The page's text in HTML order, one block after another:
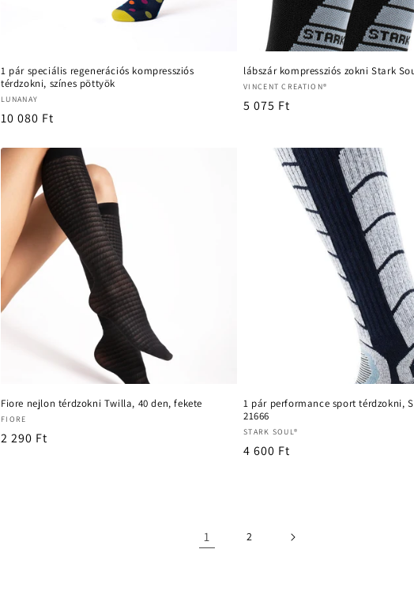
1 pár speciális regenerációs kompressziós
térdzokni, színes pöttyök
Forgalmazó:
LUNANAY
Normál
10 080 Ft
lábszár kompressziós zokni Stark
Forgalmazó:
VINCENT CREATION®
Normál
5 075 Ft
Fiore nejlon térdzokni Twilla, 40 den, fekete
Forgalmazó:
FIORE
Normál
2 290 Ft
1 pár performance sport térdzokni,
21666
Forgalmazó:
STARK SOUL®
Normál
4 600 Ft
1 2